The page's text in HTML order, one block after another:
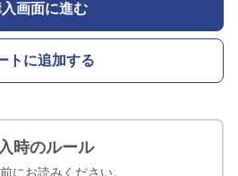
入画面に進む
トに追加する
時のルール
にお読みください。